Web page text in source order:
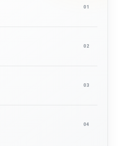
01
02
03
04